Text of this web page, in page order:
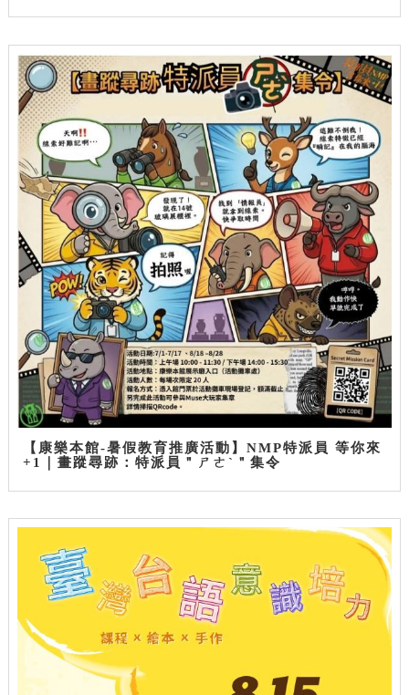
【康樂本館-暑假教育推廣活動】NMP特派員 等你來
+1｜畫蹤尋跡：特派員＂ㄕㄜˋ＂集令